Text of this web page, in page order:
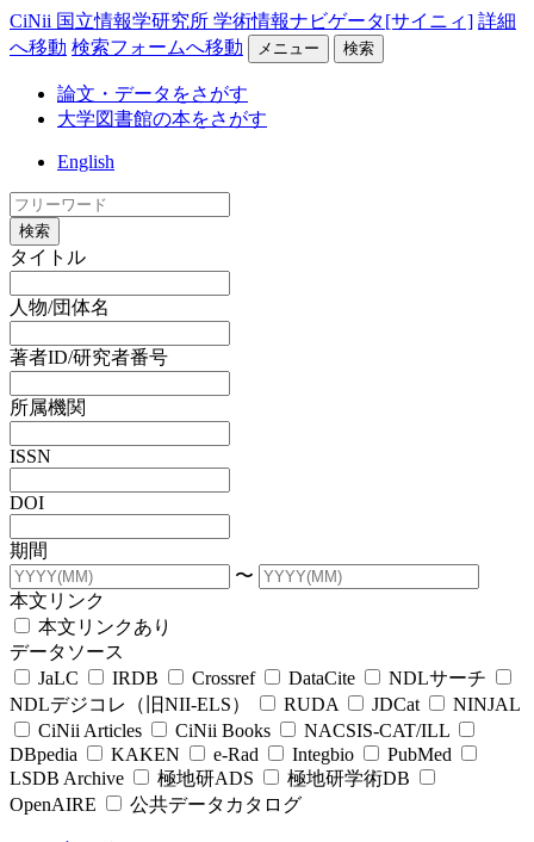
CiNii 国立情報学研究所 学術情報ナビゲータ[サイニィ] 詳細
へ移動 検索フォームへ移動 メニュー 検索
論文・データをさがす
大学図書館の本をさがす
English
検索
タイトル
人物/団体名
著者ID/研究者番号
所属機関
ISSN
DOI
期間
〜
本文リンク
本文リンクあり
データソース
JaLC
IRDB Crossref DataCite
NDLサーチ
NDLデジコレ（旧NII-ELS）
RUDA JDCat
NINJAL
CiNii Articles
CiNii Books
NACSIS-CAT/ILL
DBpedia
KAKEN e-Rad Integbio
PubMed
LSDB Archive
極地研ADS
極地研学術DB
OpenAIRE
公共データカタログ